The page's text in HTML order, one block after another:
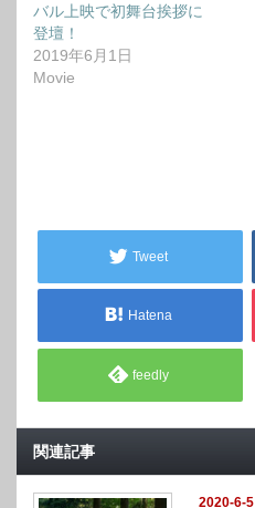
バル上映で初舞台挨拶に
登壇！
2019年6月1日
Movie
Tweet
Hatena
feedly
関連記事
2020-6-5